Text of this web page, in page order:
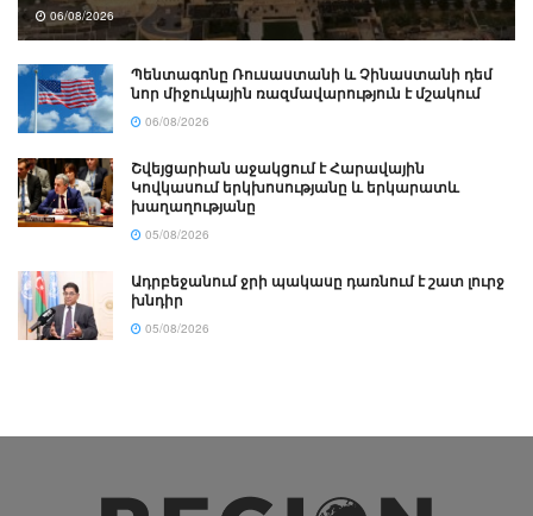
06/08/2026
Պենտագոնը Ռուսաստանի և Չինաստանի դեմ
նոր միջուկային ռազմավարություն է մշակում
06/08/2026
Շվեյցարիան աջակցում է Հարավային
Կովկասում երկխոսությանը և երկարատև
խաղաղությանը
05/08/2026
Ադրբեջանում ջրի պակասը դառնում է շատ լուրջ
խնդիր
05/08/2026